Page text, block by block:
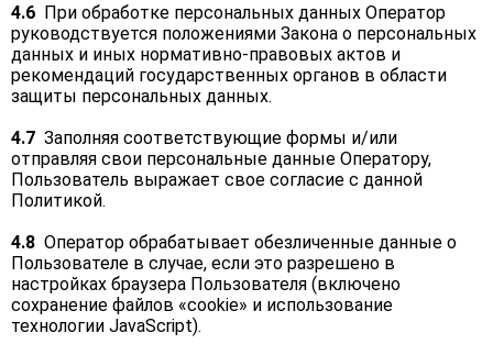
4.6 При обработке персональных данных Оператор
руководствуется положениями Закона о персональных
данных и иных нормативно-правовых актов и
рекомендаций государственных органов в области
защиты персональных данных.
4.7 Заполняя соответствующие формы и/или
отправляя свои персональные данные Оператору,
Пользователь выражает свое согласие с данной
Политикой.
4.8 Оператор обрабатывает обезличенные данные о
Пользователе в случае, если это разрешено в
настройках браузера Пользователя (включено
сохранение файлов «cookie» и использование
технологии JavaScript).